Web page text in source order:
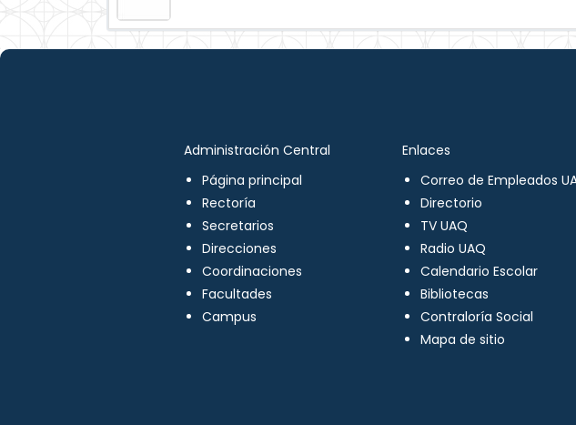
Administración Central
Página principal
Rectoría
Secretarios
Direcciones
Coordinaciones
Facultades
Campus
Enlaces
Correo de Empleados
Directorio
TV UAQ
Radio UAQ
Calendario Escolar
Bibliotecas
Contraloría Social
Mapa de sitio